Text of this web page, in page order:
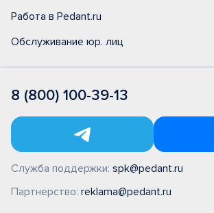
Работа в Pedant.ru
Обслуживание юр. лиц
8 (800) 100-39-13
Служба поддержки: spk@pedant.ru
Партнерство: reklama@pedant.ru